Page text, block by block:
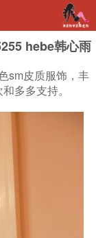
hebe韩心雨
sm皮质服饰，丰
多多支持。